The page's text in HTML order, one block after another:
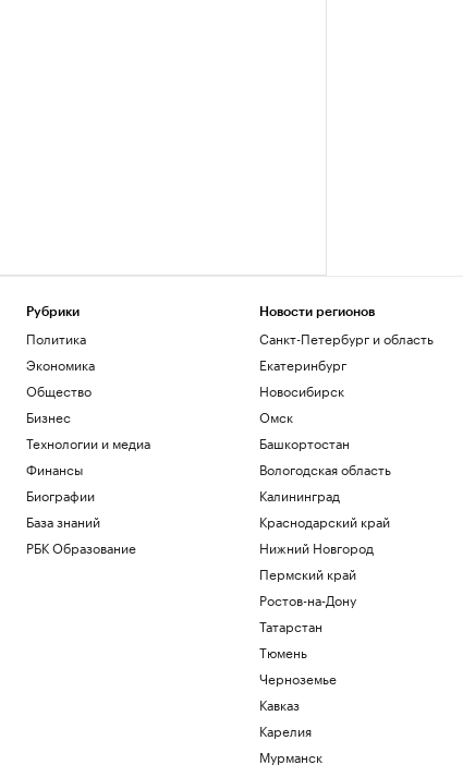
Рубрики
Политика
Экономика
Общество
Бизнес
Технологии и медиа
Финансы
Биографии
База знаний
РБК Образование
Новости регионов
Санкт-Петербург и область
Екатеринбург
Новосибирск
Омск
Башкортостан
Вологодская область
Калининград
Краснодарский край
Нижний Новгород
Пермский край
Ростов-на-Дону
Татарстан
Тюмень
Черноземье
Кавказ
Карелия
Мурманск